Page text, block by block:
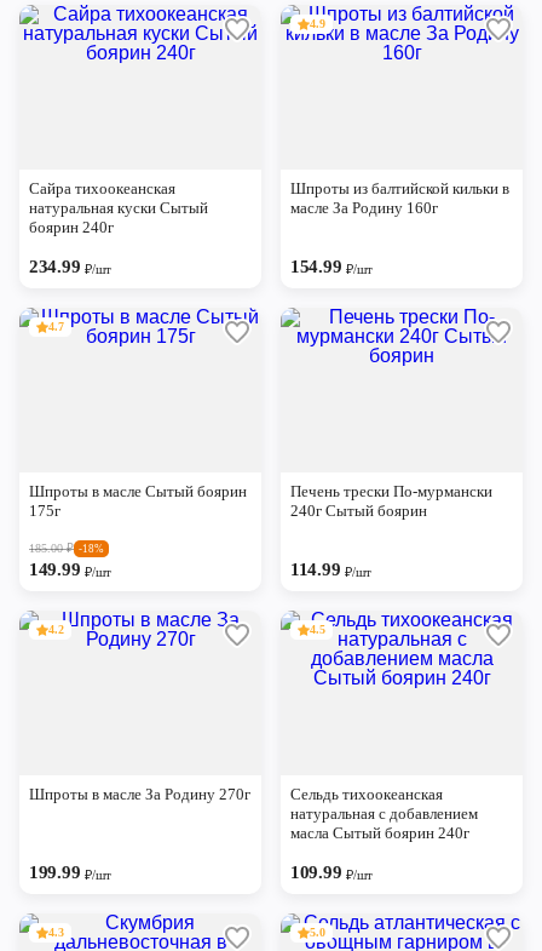
Сайра тихоокеанская
натуральная куски Сытый
боярин 240г
234.99 ₽/шт
4.9
Шпроты из балтийской кильки в
масле За Родину 160г
154.99 ₽/шт
4.7
Шпроты в масле Сытый боярин
175г
185.00₽ -18%
149.99 ₽/шт
Печень трески По-мурмански
240г Сытый боярин
114.99 ₽/шт
4.2
Шпроты в масле За Родину 270г
199.99 ₽/шт
4.5
Сельдь тихоокеанская
натуральная с добавлением
масла Сытый боярин 240г
109.99 ₽/шт
4.3 5.0